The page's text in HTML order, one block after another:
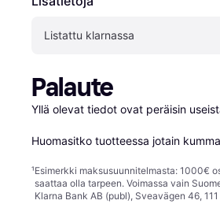
Listattu klarnassa
Palaute
Yllä olevat tiedot ovat peräisin
Huomasitko tuotteessa jotain
¹Esimerkki maksusuunnitelmasta: 1000€
saattaa olla tarpeen. Voimassa vain
Klarna Bank AB (publ), Sveavägen 46,